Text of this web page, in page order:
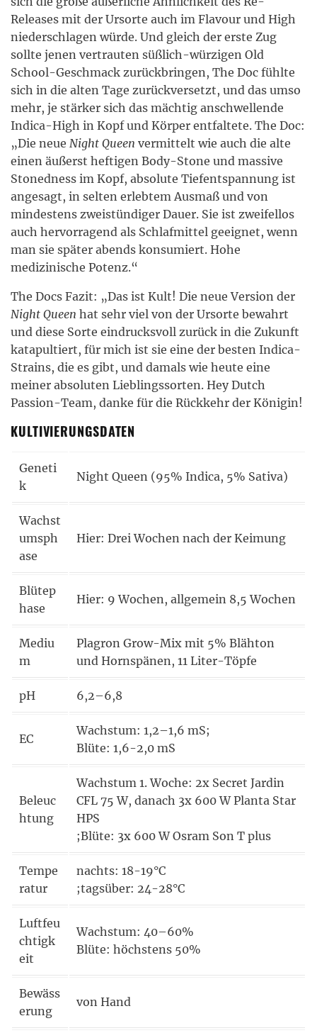
Releases mit der Ursorte auch im Flavour und High
niederschlagen würde. Und gleich der erste Zug
sollte jenen vertrauten süßlich-würzigen Old
School-Geschmack zurückbringen, The Doc fühlte
sich in die alten Tage zurückversetzt, und das umso
mehr, je stärker sich das mächtig anschwellende
Indica-High in Kopf und Körper entfaltete. The Doc:
„Die neue Night Queen vermittelt wie auch die alte
einen äußerst heftigen Body-Stone und massive
Stonedness im Kopf, absolute Tiefentspannung ist
angesagt, in selten erlebtem Ausmaß und von
mindestens zweistündiger Dauer. Sie ist zweifellos
auch hervorragend als Schlafmittel geeignet, wenn
man sie später abends konsumiert. Hohe
medizinische Potenz.“
The Docs Fazit: „Das ist Kult! Die neue Version der
Night Queen hat sehr viel von der Ursorte bewahrt
und diese Sorte eindrucksvoll zurück in die Zukunft
katapultiert, für mich ist sie eine der besten Indica-
Strains, die es gibt, und damals wie heute eine
meiner absoluten Lieblingssorten. Hey Dutch
Passion-Team, danke für die Rückkehr der Königin!
KULTIVIERUNGSDATEN
Geneti
k
Night Queen (95% Indica, 5% Sativa)
Wachst
umsph
ase
Hier: Drei Wochen nach der Keimung
Blütep
hase
Hier: 9 Wochen, allgemein 8,5 Wochen
Mediu
m
Plagron Grow-Mix mit 5% Blähton
und Hornspänen, 11 Liter-Töpfe
pH 6,2–6,8
EC
Wachstum: 1,2–1,6 mS;
Blüte: 1,6-2,0 mS
Beleuc
htung
Wachstum 1. Woche: 2x Secret Jardin
CFL 75 W, danach 3x 600 W Planta Star
HPS
;Blüte: 3x 600 W Osram Son T plus
Tempe
ratur
nachts: 18-19°C
;tagsüber: 24-28°C
Luftfeu
chtigk
eit
Wachstum: 40–60%
Blüte: höchstens 50%
Bewäss
erung
von Hand